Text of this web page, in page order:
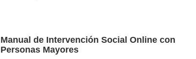
Manual de Intervención Social Online con
Personas Mayores